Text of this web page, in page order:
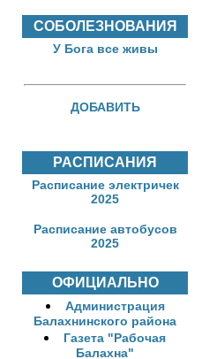
СОБОЛЕЗНОВАНИЯ
У Бога все живы
ДОБАВИТЬ
РАСПИСАНИЯ
Расписание электричек
2025
Расписание автобусов
2025
ОФИЦИАЛЬНО
Администрация
Балахнинского района
Газета "Рабочая
Балахна"